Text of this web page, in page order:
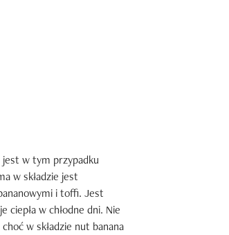
jest w tym przypadku
w składzie jest
i toffi. Jest
w chłodne dni. Nie
w składzie nut banana